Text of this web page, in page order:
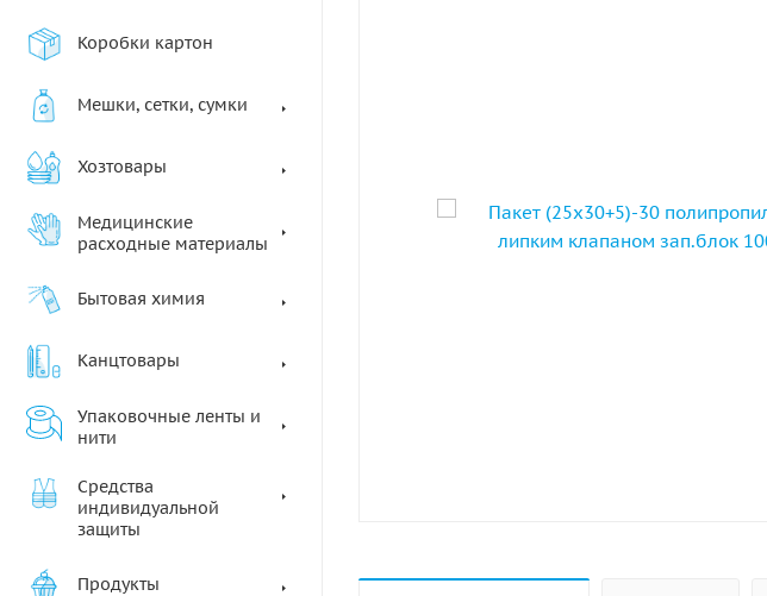
Коробки картон
Мешки, сетки, сумки
Хозтовары
Медицинские
расходные материалы
Бытовая химия
Канцтовары
Упаковочные ленты и
нити
Средства
индивидуальной
защиты
Продукты